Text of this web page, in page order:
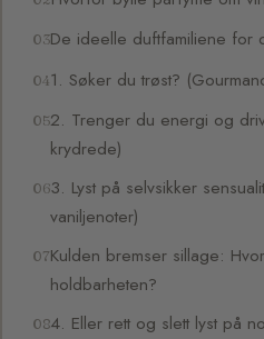
De ideelle duftfamiliene for
1. Søker du trøst?
2. Trenger du energi og
krydrede)
3. Lyst på selvsikker
vaniljenoter)
Kulden bremser sillage:
holdbarheten?
4. Eller rett og slett lyst på